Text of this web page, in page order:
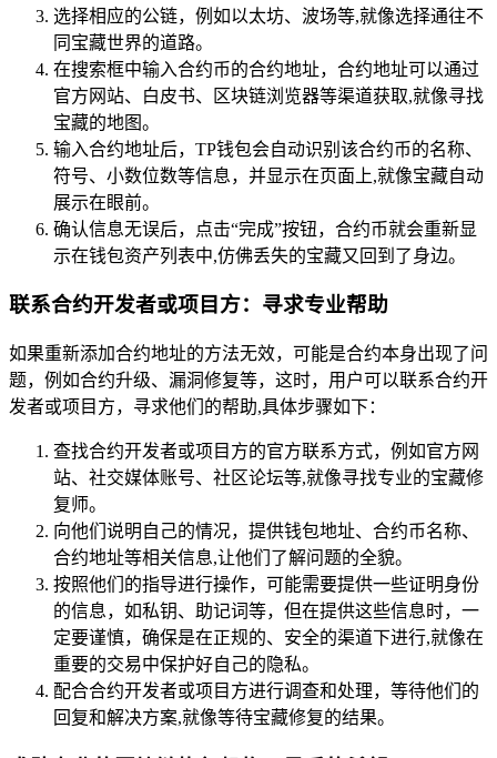
选择相应的公链，例如以太坊、波场等,就像选择通往不
同宝藏世界的道路。
在搜索框中输入合约币的合约地址，合约地址可以通过
官方网站、白皮书、区块链浏览器等渠道获取,就像寻找
宝藏的地图。
输入合约地址后，TP钱包会自动识别该合约币的名称、
符号、小数位数等信息，并显示在页面上,就像宝藏自动
展示在眼前。
确认信息无误后，点击“完成”按钮，合约币就会重新显
示在钱包资产列表中,仿佛丢失的宝藏又回到了身边。
联系合约开发者或项目方：寻求专业帮助
如果重新添加合约地址的方法无效，可能是合约本身出现了问
题，例如合约升级、漏洞修复等，这时，用户可以联系合约开
发者或项目方，寻求他们的帮助,具体步骤如下：
查找合约开发者或项目方的官方联系方式，例如官方网
站、社交媒体账号、社区论坛等,就像寻找专业的宝藏修
复师。
向他们说明自己的情况，提供钱包地址、合约币名称、
合约地址等相关信息,让他们了解问题的全貌。
按照他们的指导进行操作，可能需要提供一些证明身份
的信息，如私钥、助记词等，但在提供这些信息时，一
定要谨慎，确保是在正规的、安全的渠道下进行,就像在
重要的交易中保护好自己的隐私。
配合合约开发者或项目方进行调查和处理，等待他们的
回复和解决方案,就像等待宝藏修复的结果。